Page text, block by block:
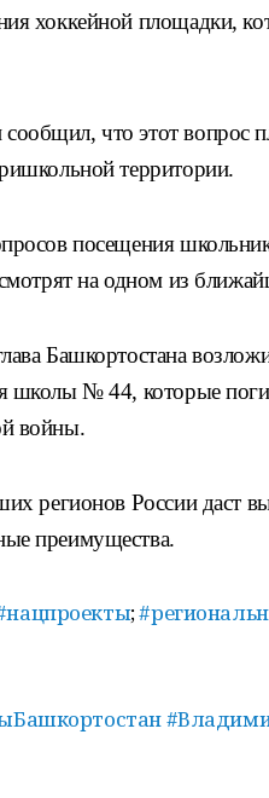
хоккейной площадки,
что этот вопрос
территории.
посещения
на одном из
Башкортостана
школы № 44, которые
войны.
регионов России даст
преимущества.
;